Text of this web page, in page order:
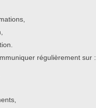
régulièrement sur :